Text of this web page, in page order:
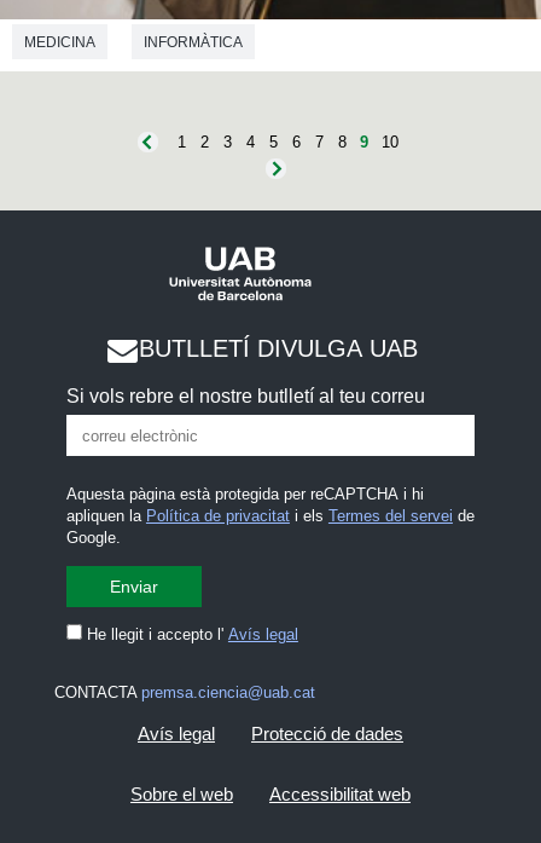
MEDICINA INFORMÀTICA
1 2 3 4 5 6 7 8 9 10
BUTLLETÍ DIVULGA UAB
Si vols rebre el nostre butlletí al teu correu
Aquesta pàgina està protegida per reCAPTCHA i hi
apliquen la Política de privacitati els Termes del servei de
Google.
He llegit i accepto l' Avís legal
CONTACTA premsa.ciencia@uab.cat
Avís legal Protecció de dades
Sobre el web Accessibilitat web